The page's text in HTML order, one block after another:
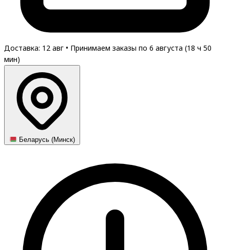
Доставка: 12 авг • Принимаем заказы по 6 августа (18 ч 50
мин)
Беларусь (Минск)